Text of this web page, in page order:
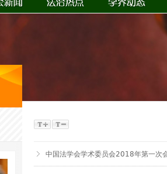
中国法学会学术委员会2018年第一次